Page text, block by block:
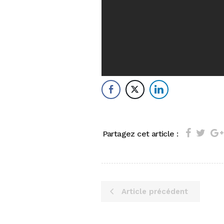
Partagez cet article :
Article précédent